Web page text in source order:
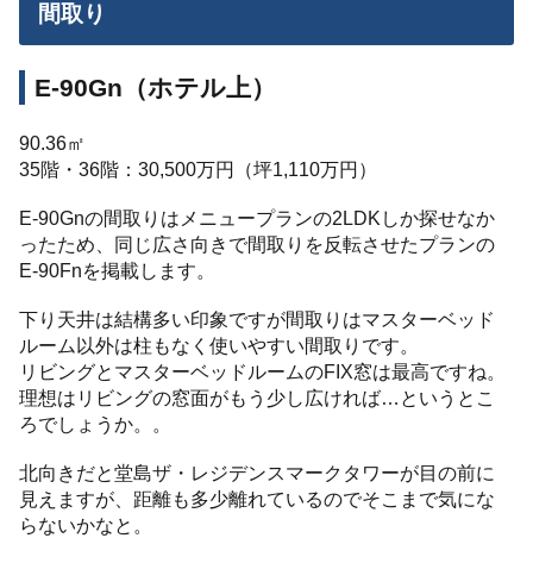
間取り
E-90Gn（ホテル上）
90.36㎡
35階・36階：30,500万円（坪1,110万円）
E-90Gnの間取りはメニュープランの2LDKしか探せなか
ったため、同じ広さ向きで間取りを反転させたプランの
E-90Fnを掲載します。
下り天井は結構多い印象ですが間取りはマスターベッド
ルーム以外は柱もなく使いやすい間取りです。
リビングとマスターベッドルームのFIX窓は最高ですね。
理想はリビングの窓面がもう少し広ければ…というとこ
ろでしょうか。。
北向きだと堂島ザ・レジデンスマークタワーが目の前に
見えますが、距離も多少離れているのでそこまで気にな
らないかなと。